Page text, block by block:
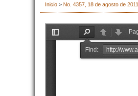
Inicio > No. 4357, 18 de agosto de 2011